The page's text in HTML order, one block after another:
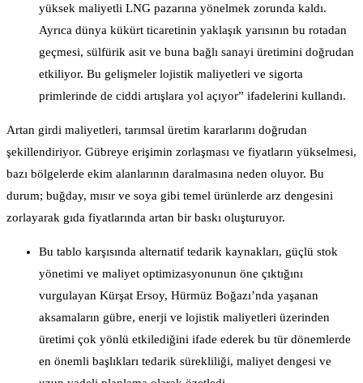
yüksek maliyetli LNG pazarına yönelmek zorunda kaldı.
Ayrıca dünya kükürt ticaretinin yaklaşık yarısının bu rotadan
geçmesi, sülfürik asit ve buna bağlı sanayi üretimini doğrudan
etkiliyor. Bu gelişmeler lojistik maliyetleri ve sigorta
primlerinde de ciddi artışlara yol açıyor” ifadelerini kullandı.
Artan girdi maliyetleri, tarımsal üretim kararlarını doğrudan
şekillendiriyor. Gübreye erişimin zorlaşması ve fiyatların yükselmesi,
bazı bölgelerde ekim alanlarının daralmasına neden oluyor. Bu
durum; buğday, mısır ve soya gibi temel ürünlerde arz dengesini
zorlayarak gıda fiyatlarında artan bir baskı oluşturuyor.
Bu tablo karşısında alternatif tedarik kaynakları, güçlü stok
yönetimi ve maliyet optimizasyonunun öne çıktığını
vurgulayan Kürşat Ersoy, Hürmüz Boğazı’nda yaşanan
aksamaların gübre, enerji ve lojistik maliyetleri üzerinden
üretimi çok yönlü etkilediğini ifade ederek bu tür dönemlerde
en önemli başlıkları tedarik sürekliliği, maliyet dengesi ve